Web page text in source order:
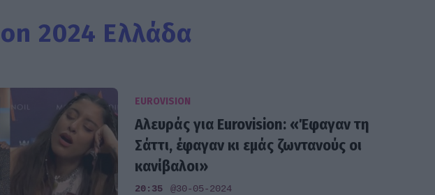
2024 Ελλάδα
EUROVISION
Αλευράς για Eurovision: «Έφαγαν τη
Σάττι, έφαγαν κι εμάς ζωντανούς οι
κανίβαλοι»
20:35 @30-05-2024